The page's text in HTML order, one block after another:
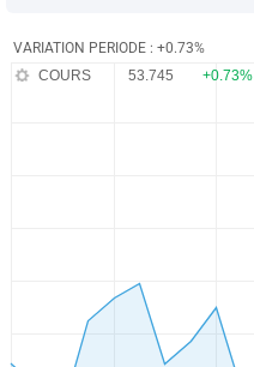
VARIATION PERIODE : +0.73%
COURS 53.745 +0.73%